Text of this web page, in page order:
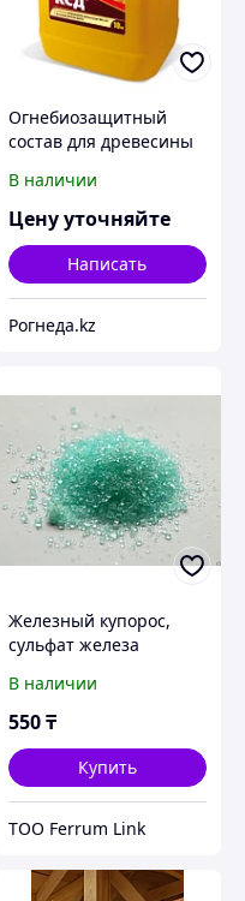
Огнебиозащитный
состав для древесины
В наличии
Цену уточняйте
Написать
Рогнеда.kz
Железный купорос,
сульфат железа
В наличии
550₸
Купить
ТОО Ferrum Link